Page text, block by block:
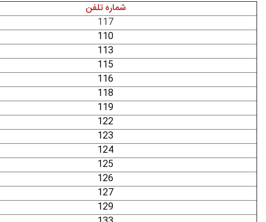
شماره تلفن
117
110
113
115
116
118
119
122
123
124
125
126
127
129